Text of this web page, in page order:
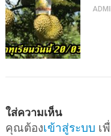
ใส่ความเห็น
คุณต้องเข้าสู่ระบบ เ